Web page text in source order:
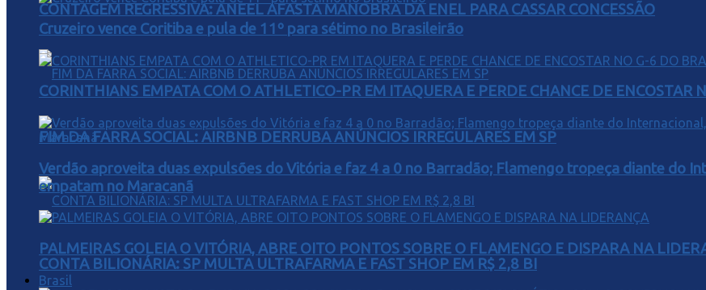
CONTAGEM REGRESSIVA: ANEEL AFASTA MANOBRA DA ENEL PARA CASSAR CONCESSÃO
FIM DA FARRA SOCIAL: AIRBNB DERRUBA ANÚNCIOS IRREGULARES EM SP
CONTA BILIONÁRIA: SP MULTA ULTRAFARMA E FAST SHOP EM R$ 2,8 BI
Cruzeiro vence Coritiba e pula de 11º para sétimo no Brasileirão
CORINTHIANS EMPATA COM O ATHLETICO-PR EM ITAQUERA E PERDE CHANCE DE ENCOSTAR
Verdão aproveita duas expulsões do Vitória e faz 4 a 0 no Barradão; Flamengo tropeça diante do
empatam no Maracanã
PALMEIRAS GOLEIA O VITÓRIA, ABRE OITO PONTOS SOBRE O FLAMENGO E DISPARA NA
Brasil